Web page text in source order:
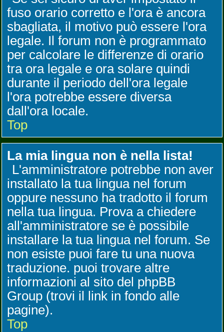
fuso orario corretto e l'ora è ancora
sbagliata, il motivo può essere l'ora
legale. Il forum non è programmato
per calcolare le differenze di orario
tra ora legale e ora solare quindi
durante il periodo dell'ora legale
l'ora potrebbe essere diversa
dall'ora locale.
Top
La mia lingua non è nella lista!
L'amministratore potrebbe non aver
installato la tua lingua nel forum
oppure nessuno ha tradotto il forum
nella tua lingua. Prova a chiedere
all'amministratore se è possibile
installare la tua lingua nel forum. Se
non esiste puoi fare tu una nuova
traduzione. puoi trovare altre
informazioni al sito del phpBB
Group (trovi il link in fondo alle
pagine).
Top